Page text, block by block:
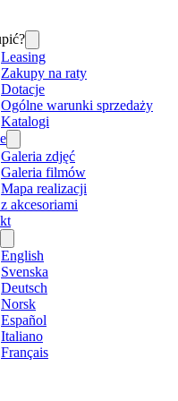
Leasing
Zakupy na raty
Dotacje
Ogólne warunki sprzedaży
Katalogi
Galeria zdjęć
Galeria filmów
Mapa realizacji
akcesoriami
English
Svenska
Deutsch
Norsk
Español
Italiano
Français